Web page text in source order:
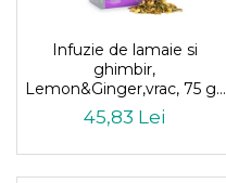
Infuzie de lamaie si
ghimbir,
Lemon&Ginger,vrac, 75 gr,
Whittard of Chelsea
45,83 Lei